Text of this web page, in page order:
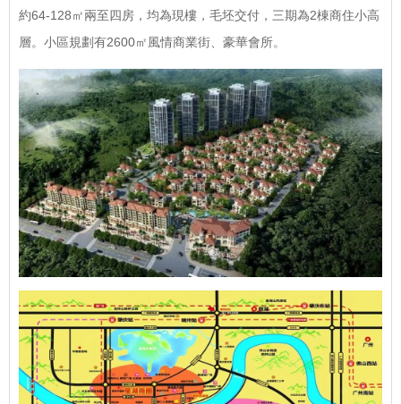
約64-128㎡兩至四房，均為現樓，毛坯交付，三期為2棟商住小高
層。小區規劃有2600㎡風情商業街、豪華會所。